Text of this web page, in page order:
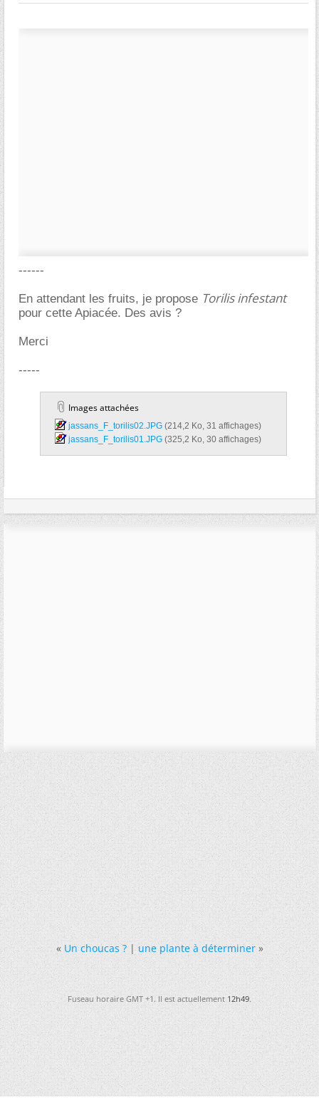
------
En attendant les fruits, je propose Torilis infestant
pour cette Apiacée. Des avis ?
Merci
-----
Images attachées
jassans_F_torilis02.JPG‎ (214,2 Ko, 31 affichages)
jassans_F_torilis01.JPG‎ (325,2 Ko, 30 affichages)
« Un choucas ?|une plante à déterminer »
Fuseau horaire GMT +1. Il est actuellement12h49.